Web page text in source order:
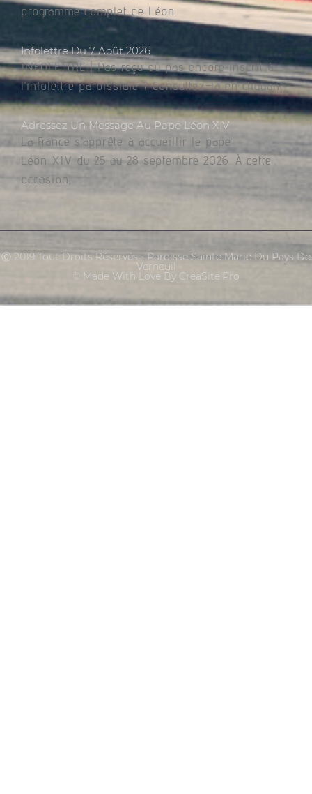
programme complet de Léon
Infolettre Du 7 Août 2026
INFOLETTRE | Pas reçu ou pas encore inscrit à
l’infolettre paroissiale ? Consultez-la en cliquant
Adressez Un Message Au Pape Léon XIV
La France s’apprête à accueillir le pape
Léon XIV du 25 au 28 septembre 2026. À cette
occasion,
Ⓒ 2019 Tout Droits Réservés - Paroisse Sainte Marie Du Pays De
Verneuil
© Made With Love By CreaSite.Pro